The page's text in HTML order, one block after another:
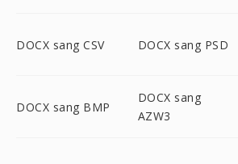
DOCX sang CSV DOCX sang PSD
DOCX sang BMP
DOCX sang
AZW3